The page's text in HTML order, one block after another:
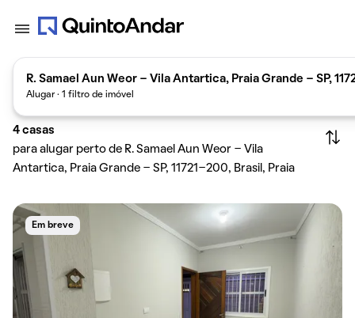
R. Samael Aun Weor - Vila Antartica, Praia Grande - SP,
Alugar · 1 filtro de imóvel
4 casas
para alugar perto de R. Samael Aun Weor - Vila
Antartica, Praia Grande - SP, 11721-200, Brasil, Praia
Em breve